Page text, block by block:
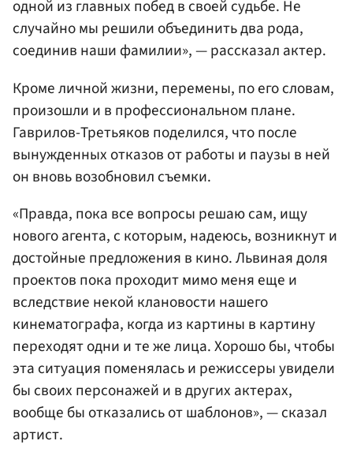
одной из главных побед в своей судьбе. Не
случайно мы решили объединить два рода,
соединив наши фамилии», — рассказал актер.
Кроме личной жизни, перемены, по его словам,
произошли и в профессиональном плане.
Гаврилов-Третьяков поделился, что после
вынужденных отказов от работы и паузы в ней
он вновь возобновил съемки.
«Правда, пока все вопросы решаю сам, ищу
нового агента, с которым, надеюсь, возникнут и
достойные предложения в кино. Львиная доля
проектов пока проходит мимо меня еще и
вследствие некой клановости нашего
кинематографа, когда из картины в картину
переходят одни и те же лица. Хорошо бы, чтобы
эта ситуация поменялась и режиссеры увидели
бы своих персонажей и в других актерах,
вообще бы отказались от шаблонов», — сказал
артист.